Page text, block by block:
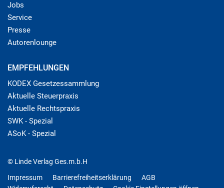
Jobs
Service
Presse
Autorenlounge
EMPFEHLUNGEN
KODEX Gesetzessammlung
Aktuelle Steuerpraxis
Aktuelle Rechtspraxis
SWK - Spezial
ASoK - Spezial
© Linde Verlag Ges.m.b.H
Impressum
Barrierefreiheitserklärung
AGB